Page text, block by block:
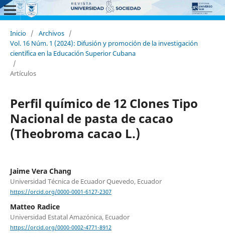
Inicio / Archivos /
Vol. 16 Núm. 1 (2024): Difusión y promoción de la investigación
científica en la Educación Superior Cubana
/
Artículos
Perfil químico de 12 Clones Tipo
Nacional de pasta de cacao
(Theobroma cacao L.)
Jaime Vera Chang
Universidad Técnica de Ecuador Quevedo, Ecuador
https://orcid.org/0000-0001-6127-2307
Matteo Radice
Universidad Estatal Amazónica, Ecuador
https://orcid.org/0000-0002-4771-8912